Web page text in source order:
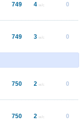
749 4 м/с 0
749 3 м/с 0
750 2 м/с 0
750 2 м/с 0